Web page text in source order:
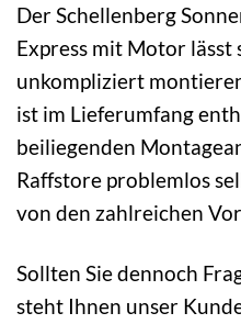
Der Schellenberg
Express mit Motor lässt
unkompliziert
ist im Lieferumfang
beiliegenden
Raffstore problemlos
von den zahlreichen
Sollten Sie dennoch
steht Ihnen unser